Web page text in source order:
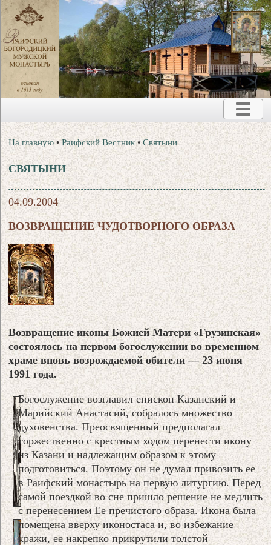
На главную •Раифский Вестник •Святыни
СВЯТЫНИ
04.09.2004
ВОЗВРАЩЕНИЕ ЧУДОТВОРНОГО ОБРАЗА
Возвращение иконы Божией Матери «Грузинская»
состоялось на первом богослужении во временном
храме вновь возрождаемой обители — 23 июня
1991 года.
Богослужение возглавил епископ Казанский и
Марийский Анастасий, собралось множество
духовенства. Преосвященный предполагал
торжественно с крестным ходом перенести икону
из Казани и надлежащим образом к этому
подготовиться. Поэтому он не думал привозить ее
в Раифский монастырь на первую литургию. Перед
самой поездкой во сне пришло решение не медлить
с перенесением Ее пречистого образа. Икона была
помещена вверху иконостаса и, во избежание
кражи, ее накрепко прикрутили толстой